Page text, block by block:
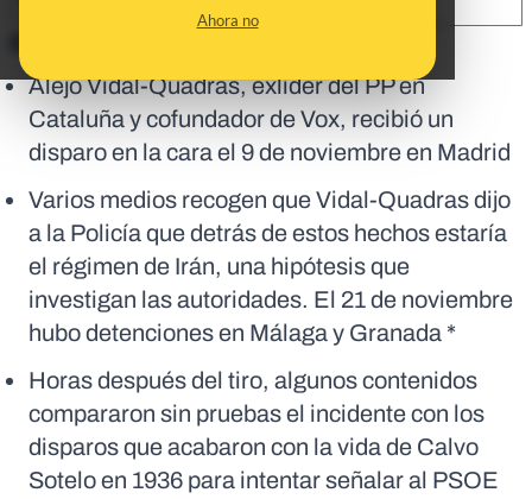
Ahora no
Alejo Vidal-Quadras, exlíder del PP en
Cataluña y cofundador de Vox, recibió un
disparo en la cara el 9 de noviembre en Madrid
Varios medios recogen que Vidal-Quadras dijo
a la Policía que detrás de estos hechos estaría
el régimen de Irán, una hipótesis que
investigan las autoridades. El 21 de noviembre
hubo detenciones en Málaga y Granada *
Horas después del tiro, algunos contenidos
compararon sin pruebas el incidente con los
disparos que acabaron con la vida de Calvo
Sotelo en 1936 para intentar señalar al PSOE